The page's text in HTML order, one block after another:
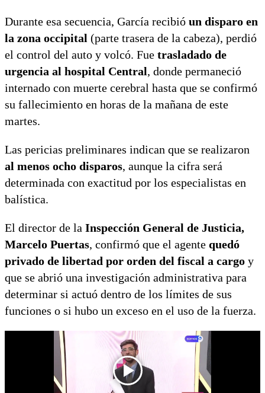
Durante esa secuencia, García recibió un disparo en
la zona occipital (parte trasera de la cabeza), perdió
el control del auto y volcó. Fue trasladado de
urgencia al hospital Central, donde permaneció
internado con muerte cerebral hasta que se confirmó
su fallecimiento en horas de la mañana de este
martes.
Las pericias preliminares indican que se realizaron
al menos ocho disparos, aunque la cifra será
determinada con exactitud por los especialistas en
balística.
El director de la Inspección General de Justicia,
Marcelo Puertas, confirmó que el agente quedó
privado de libertad por orden del fiscal a cargo y
que se abrió una investigación administrativa para
determinar si actuó dentro de los límites de sus
funciones o si hubo un exceso en el uso de la fuerza.